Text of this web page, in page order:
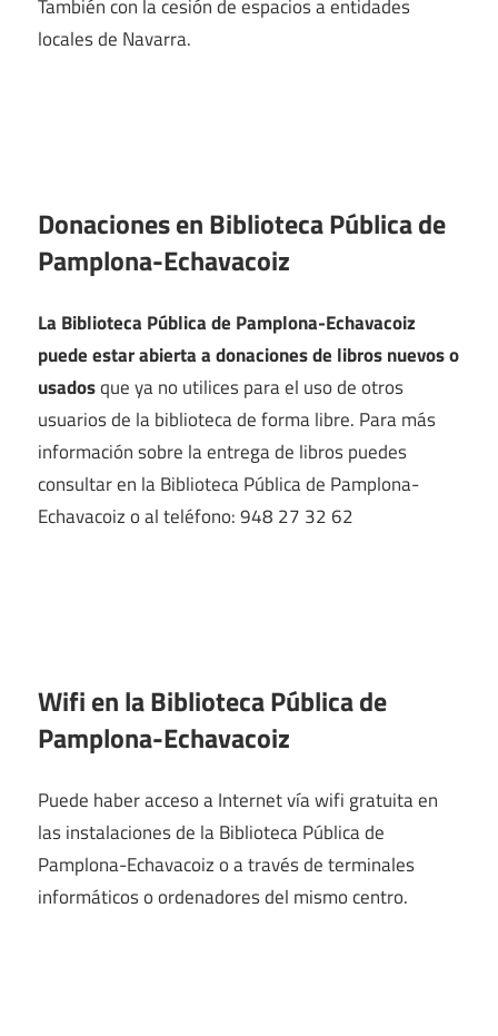
También con la cesión de espacios a entidades
locales de Navarra.
Donaciones en Biblioteca Pública de
Pamplona-Echavacoiz
La Biblioteca Pública de Pamplona-Echavacoiz
puede estar abierta a donaciones de libros nuevos o
usadosque ya no utilices para el uso de otros
usuarios de la biblioteca de forma libre. Para más
información sobre la entrega de libros puedes
consultar en la Biblioteca Pública de Pamplona-
Echavacoiz o al teléfono: 948 27 32 62
Wifi en laBiblioteca Pública de
Pamplona-Echavacoiz
Puede haber acceso a Internet vía wifi gratuita en
las instalaciones de la Biblioteca Pública de
Pamplona-Echavacoiz o a través de terminales
informáticos o ordenadores del mismo centro.